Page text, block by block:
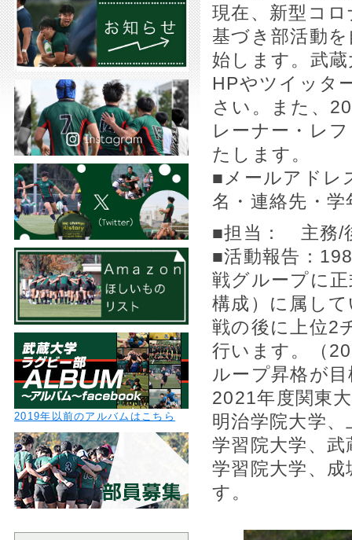
現在、新型コ
基づき部活動
始します。武
HPやツイッタ
さい。また、
レーナー・レ
たします。
■メールアド
名・連絡先・
■担当： 主務/
■活動報告：
戦グループに
構成）に属し
戦の後に上位2
行います。（
ループ昇格が
2021年度関東
明治学院大学
学習院大学、
学習院大学、
す。
2019年以前のアルバムはこちら